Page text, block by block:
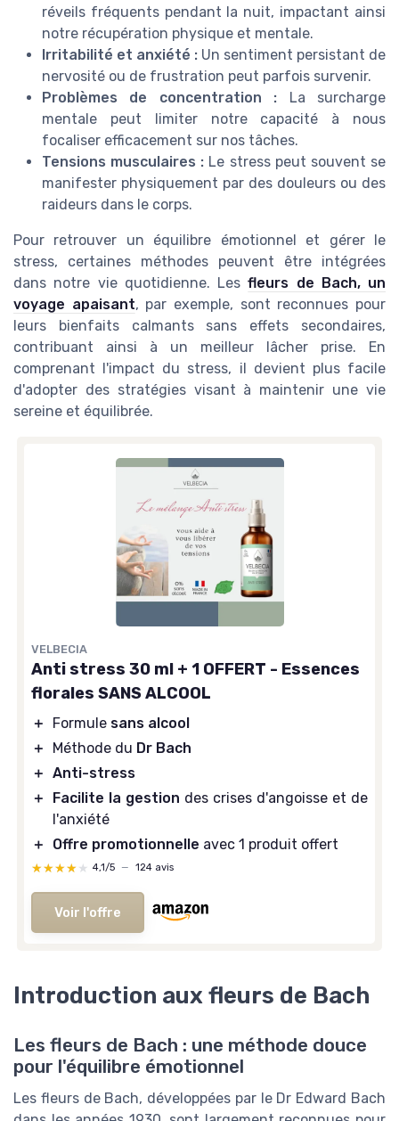
réveils fréquents pendant la nuit, impactant ainsi
notre récupération physique et mentale.
Irritabilité et anxiété : Un sentiment persistant de
nervosité ou de frustration peut parfois survenir.
Problèmes de concentration : La surcharge
mentale peut limiter notre capacité à nous
focaliser efficacement sur nos tâches.
Tensions musculaires : Le stress peut souvent se
manifester physiquement par des douleurs ou des
raideurs dans le corps.
Pour retrouver un équilibre émotionnel et gérer le
stress, certaines méthodes peuvent être intégrées
dans notre vie quotidienne. Lesfleurs de Bach, un
voyage apaisant, par exemple, sont reconnues pour
leurs bienfaits calmants sans effets secondaires,
contribuant ainsi à un meilleur lâcher prise. En
comprenant l'impact du stress, il devient plus facile
d'adopter des stratégies visant à maintenir une vie
sereine et équilibrée.
VELBECIA
Anti stress 30 ml + 1 OFFERT - Essences
florales SANS ALCOOL
＋ Formule sans alcool
＋
Méthode du Dr Bach
＋ Anti-stress
＋
Facilite la gestion des crises d'angoisse et de
l'anxiété
＋
Offre promotionnelle avec 1 produit offert
★★★★★
★★★★★ 4,1/5 — 124 avis
Voir l'offre
Introduction aux fleurs de Bach
Les fleurs de Bach : une méthode douce
pour l'équilibre émotionnel
Les fleurs de Bach, développées par le Dr Edward Bach